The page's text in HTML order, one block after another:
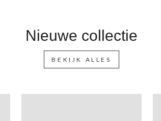
Nieuwe collectie
BEKIJK ALLES